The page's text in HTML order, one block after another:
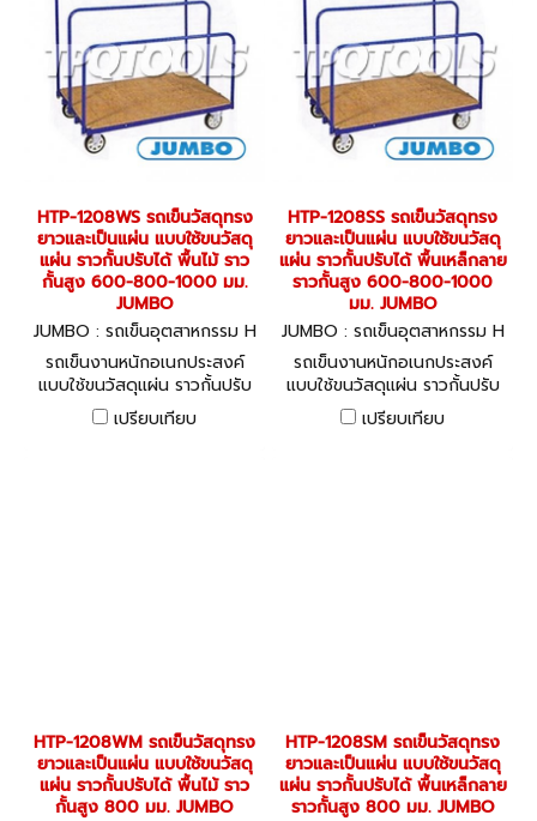
HTP-1208WS รถเข็นวัสดุทรง
ยาวและเป็นแผ่น แบบใช้ขนวัสดุ
แผ่น ราวกั้นปรับได้ พื้นไม้ ราว
กั้นสูง 600-800-1000 มม.
JUMBO
JUMBO : รถเข็นอุตสาหกรรม H
TP-1208WS
รถเข็นงานหนักอเนกประสงค์
แบบใช้ขนวัสดุแผ่น ราวกั้นปรับ
ได้ Adjustable Sheet
Carrying Trolley
เปรียบเทียบ
HTP-1208SS รถเข็นวัสดุทรง
ยาวและเป็นแผ่น แบบใช้ขนวัสดุ
แผ่น ราวกั้นปรับได้ พื้นเหล็กลาย
ราวกั้นสูง 600-800-1000
มม. JUMBO
JUMBO : รถเข็นอุตสาหกรรม H
TP-1208SS
รถเข็นงานหนักอเนกประสงค์
แบบใช้ขนวัสดุแผ่น ราวกั้นปรับ
ได้ Adjustable Sheet
Carrying Trolley
เปรียบเทียบ
HTP-1208WM รถเข็นวัสดุทรง
ยาวและเป็นแผ่น แบบใช้ขนวัสดุ
แผ่น ราวกั้นปรับได้ พื้นไม้ ราว
กั้นสูง 800 มม. JUMBO
HTP-1208SM รถเข็นวัสดุทรง
ยาวและเป็นแผ่น แบบใช้ขนวัสดุ
แผ่น ราวกั้นปรับได้ พื้นเหล็กลาย
ราวกั้นสูง 800 มม. JUMBO